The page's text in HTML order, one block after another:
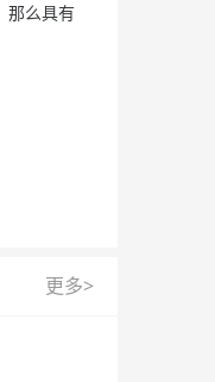
那么具有
更多>